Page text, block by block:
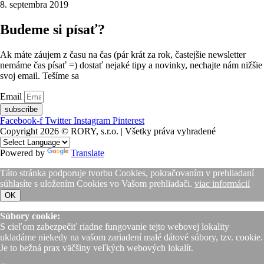
8. septembra 2019
Budeme si písať?
Ak máte záujem z času na čas (pár krát za rok, častejšie newsletter
nemáme čas písať =) dostať nejaké tipy a novinky, nechajte nám nižšie
svoj email. Tešíme sa
Email
subscribe
Facebook-f Twitter Instagram Pinterest
Copyright 2026 © RORY, s.r.o. | Všetky práva vyhradené
Powered by
Translate
Táto stránka podporuje tvorbu Cookies, pokračovaním v prehliadaní
súhlasíte s uložením Cookies vo Vašom prehliadači. viac informácií
OK
Súbory cookie:
S cieľom zabezpečiť riadne fungovanie tejto webovej lokality
ukladáme niekedy na vašom zariadení malé dátové súbory, tzv. cookie.
Je to bežná prax väčšiny veľkých webových lokalít.